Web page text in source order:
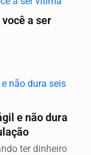
a ser
e não dura
ter dinheiro